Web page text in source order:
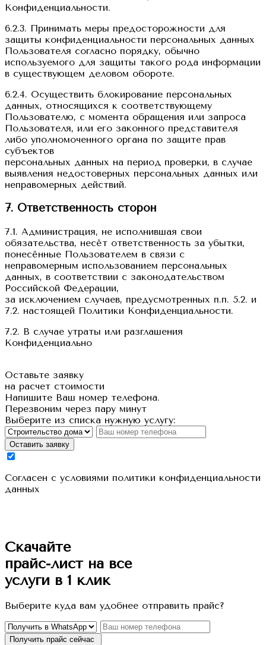
Конфиденциальности.
6.2.3. Принимать меры предосторожности для
защиты конфиденциальности персональных данных
Пользователя согласно порядку, обычно
используемого для защиты такого рода информации
в существующем деловом обороте.
6.2.4. Осуществить блокирование персональных
данных, относящихся к соответствующему
Пользователю, с момента обращения или запроса
Пользователя, или его законного представителя
либо уполномоченного органа по защите прав
субъектов
персональных данных на период проверки, в случае
выявления недостоверных персональных данных или
неправомерных действий.
7. Ответственность сторон
7.1. Администрация, не исполнившая свои
обязательства, несёт ответственность за убытки,
понесённые Пользователем в связи с
неправомерным использованием персональных
данных, в соответствии с законодательством
Российской Федерации,
за исключением случаев, предусмотренных п.п. 5.2. и
7.2. настоящей Политики Конфиденциальности.
7.2. В случае утраты или разглашения
Конфиденциально
Оставьте заявку
на расчет стоимости
Напишите Ваш номер телефона.
Перезвоним через пару минут
Выберите из списка нужную услугу:
Оставить заявку
Cогласен с условиями политики конфиденциальности
данных
Скачайте
прайс-лист на все
услуги в 1 клик
Выберите куда вам удобнее отправить прайс?
Получить прайс сейчас